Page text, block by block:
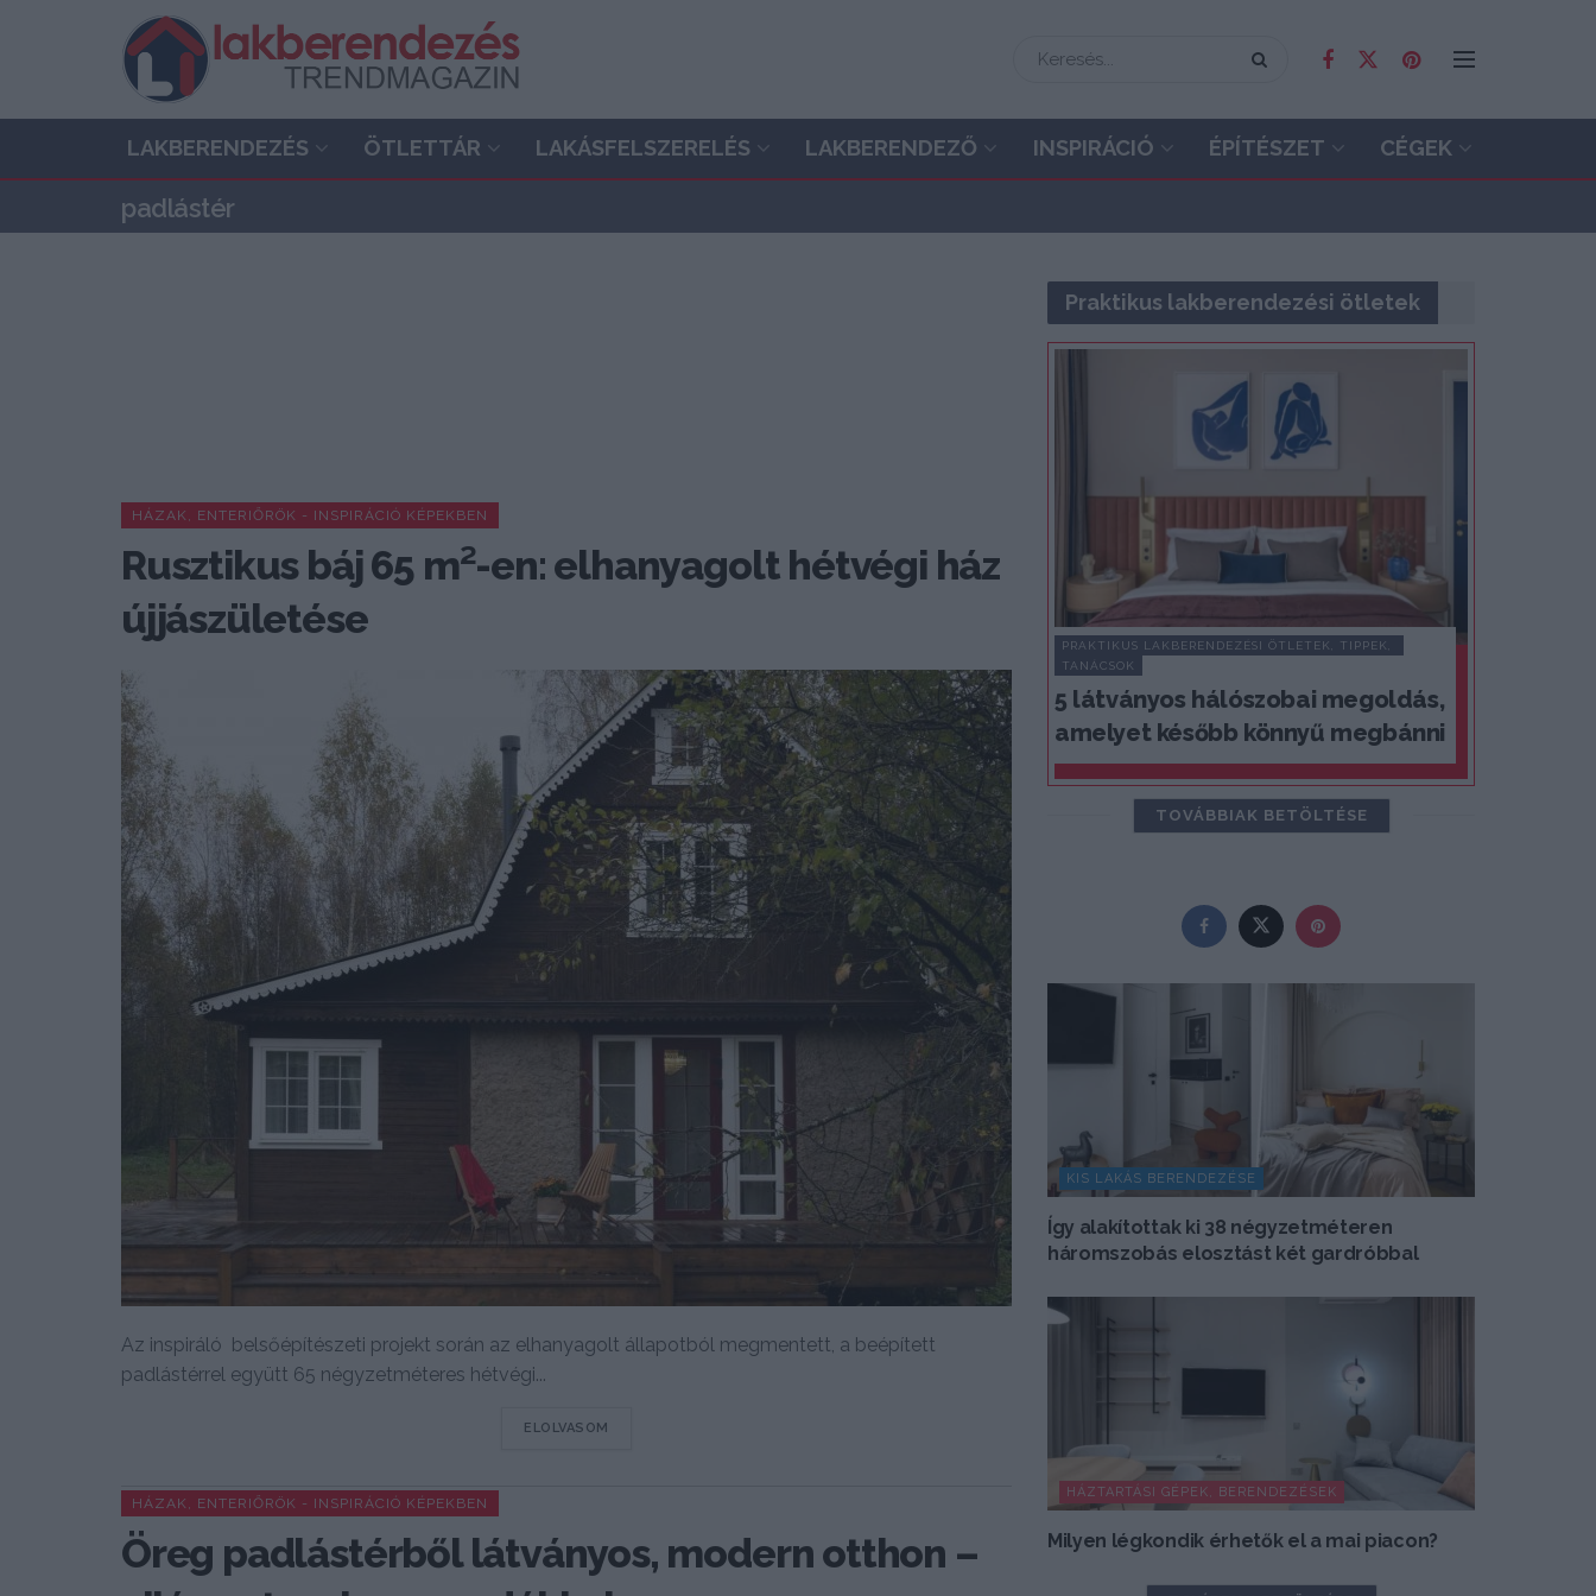
LAKBERENDEZÉS ÖTLETTÁR LAKÁSFELSZERELÉS LAKBERENDEZŐ INSPIRÁCIÓ ÉPÍTÉSZET CÉGEK
padlástér
HÁZAK, ENTERIŐRÖK - INSPIRÁCIÓ KÉPEKBEN
Rusztikus báj 65 m²-en: elhanyagolt hétvégi ház
újjászületése
Az inspiráló belsőépítészeti projekt során az elhanyagolt állapotból megmentett, a beépített
padlástérrel együtt 65 négyzetméteres hétvégi...
ELOLVASOM
HÁZAK, ENTERIŐRÖK - INSPIRÁCIÓ KÉPEKBEN
Öreg padlástérből látványos, modern otthon –
Praktikus lakberendezési ötletek
PRAKTIKUS LAKBERENDEZÉSI ÖTLETEK, TIPPEK,
TANÁCSOK
5 látványos hálószobai megoldás,
amelyet később könnyű megbánni
TOVÁBBIAK BETÖLTÉSE
KIS LAKÁS BERENDEZÉSE
Így alakítottak ki 38 négyzetméteren
háromszobás elosztást két gardróbbal
HÁZTARTÁSI GÉPEK, BERENDEZÉSEK
Milyen légkondik érhetők el a mai piacon?